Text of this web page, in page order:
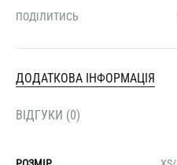
ПОДІЛИТИСЬ
ДОДАТКОВА ІНФОРМАЦІЯ
ВІДГУКИ (0)